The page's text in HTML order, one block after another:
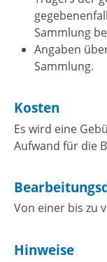
Sammlung
Angaben
Sammlung.
Kosten
Es wird eine
Aufwand für die
Von einer bis zu
Hinweise